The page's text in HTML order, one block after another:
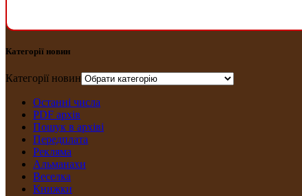
Категорії новин
Категорії новин
Останні числа
PDF архів
Пошук в архіві
Передплата
Рекляма
Альманахи
Веселка
Книжки